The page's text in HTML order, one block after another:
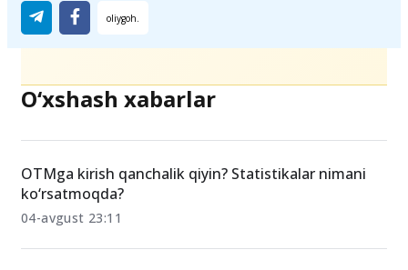
O‘xshash xabarlar
OTMga kirish qanchalik qiyin? Statistikalar nimani
ko‘rsatmoqda?
04-avgust 23:11